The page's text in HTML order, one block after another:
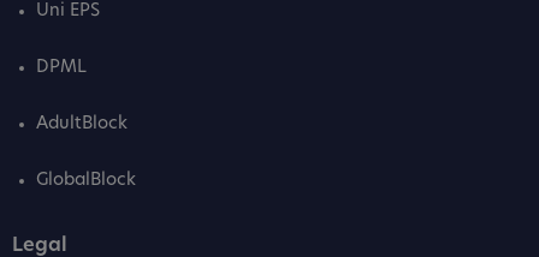
Uni EPS
DPML
AdultBlock
GlobalBlock
Legal